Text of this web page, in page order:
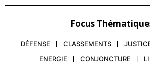
Focus
DÉFENSE CLASSEMENTS
ENERGIE
CONJONCTURE